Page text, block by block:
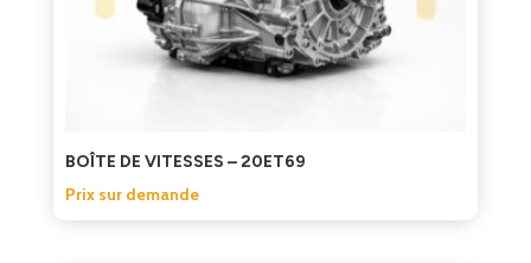
BOÎTE DE VITESSES – 20ET69
Prix sur demande